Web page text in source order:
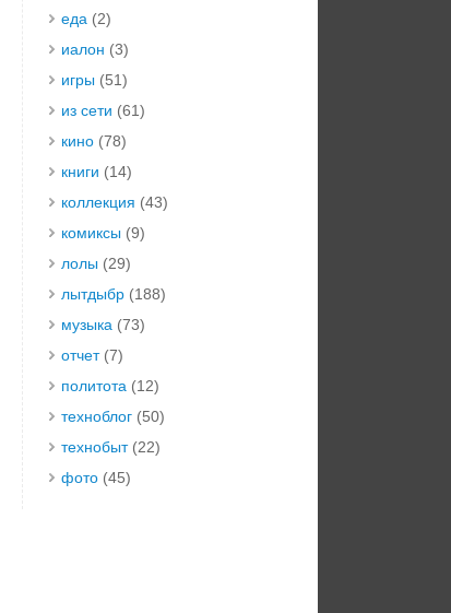
еда (2)
иалон (3)
игры (51)
из сети (61)
кино (78)
книги (14)
коллекция (43)
комиксы (9)
лолы (29)
лытдыбр (188)
музыка (73)
отчет(7)
политота (12)
техноблог (50)
технобыт(22)
фото (45)